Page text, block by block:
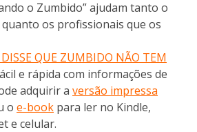
o Zumbido” ajudam tanto o
os profissionais que os
QUE ZUMBIDO NÃO TEM
e rápida com informações de
adquirir a versão impressa
o e-book para ler no Kindle,
e celular.